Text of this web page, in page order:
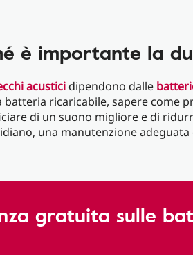
è importante la
acusticidipendono dalle
batteria ricaricabile, sapere come
di un suono migliore e di
una manutenzione
gratuita sulle